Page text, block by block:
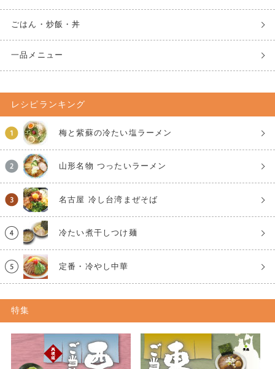
ごはん・炒飯・丼
一品メニュー
レシピランキング
梅と紫蘇の冷たい塩ラーメン
山形名物 つったいラーメン
名古屋 冷し台湾まぜそば
冷たい煮干しつけ麺
定番・冷やし中華
特集